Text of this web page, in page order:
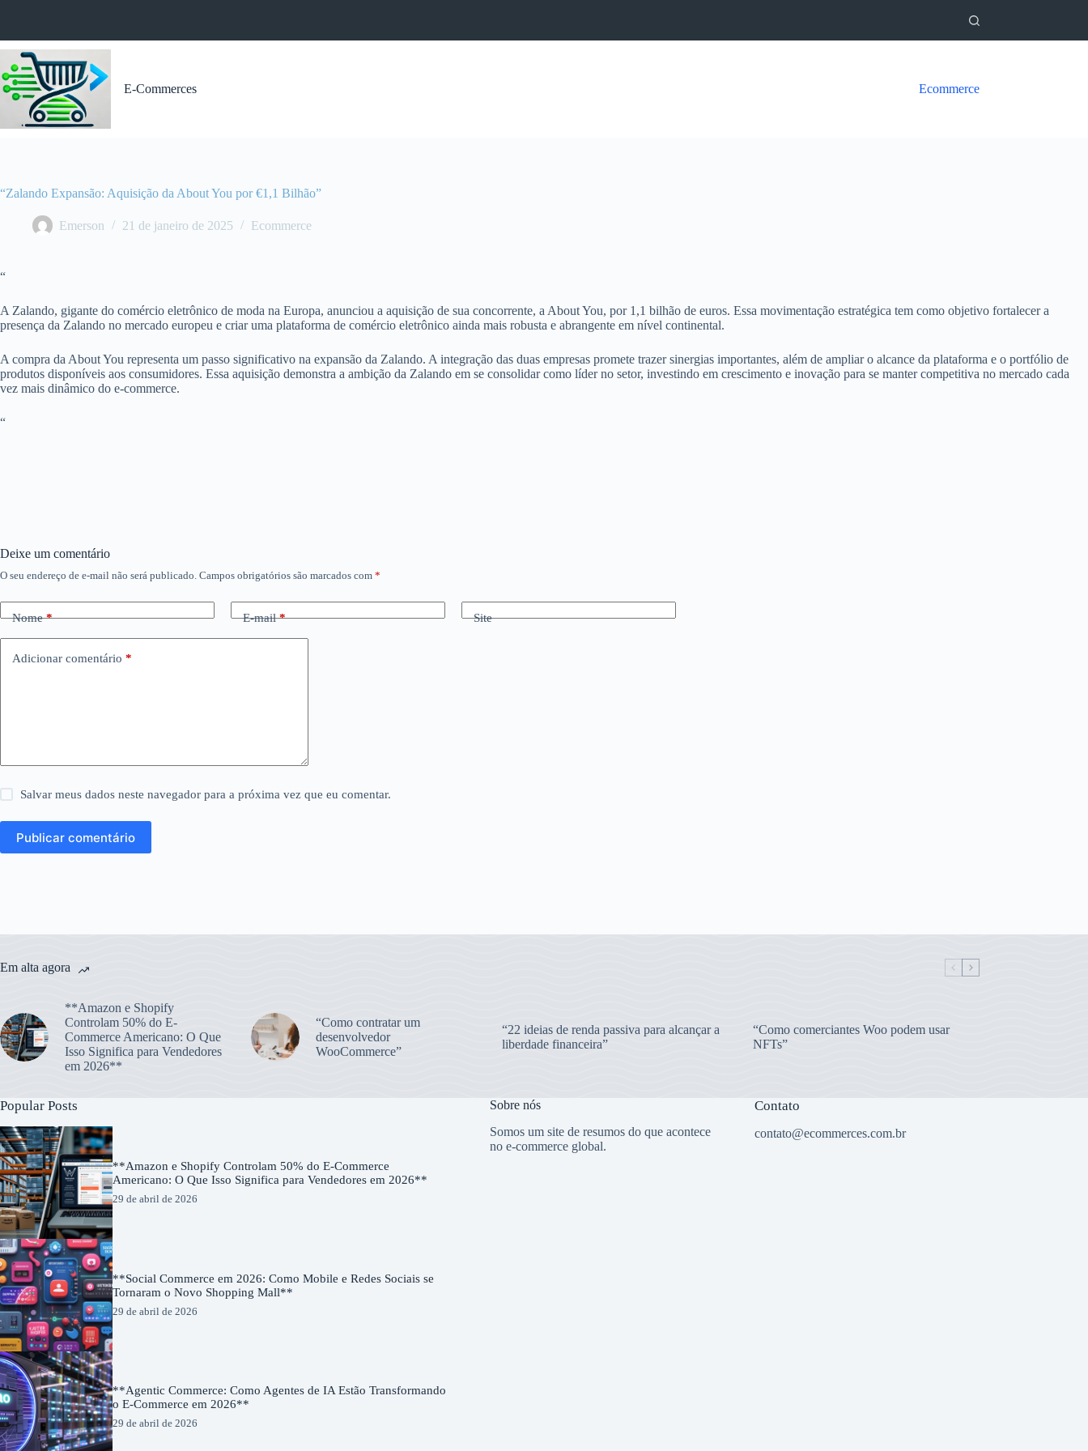
conteúdo
E-Commerces Ecommerce
“Zalando Expansão: Aquisição da About You por €1,1 Bilhão”
Emerson 21 de janeiro de 2025 Ecommerce
“
A Zalando, gigante do comércio eletrônico de moda na Europa, anunciou a aquisição de sua concorrente, a About You, por 1,1 bilhão de euros. Essa movimentação estratégica tem como objetivo fortalecer a
presença da Zalando no mercado europeu e criar uma plataforma de comércio eletrônico ainda mais robusta e abrangente em nível continental.
A compra da About You representa um passo significativo na expansão da Zalando. A integração das duas empresas promete trazer sinergias importantes, além de ampliar o alcance da plataforma e o portfólio de
produtos disponíveis aos consumidores. Essa aquisição demonstra a ambição da Zalando em se consolidar como líder no setor, investindo em crescimento e inovação para se manter competitiva no mercado cada
vez mais dinâmico do e-commerce.
“
Deixe um comentário
O seu endereço de e-mail não será publicado. Campos obrigatórios são marcados com *
Nome* E-mail* Site
Adicionar comentário *
Salvar meus dados neste navegador para a próxima vez que eu comentar.
Publicar comentário
Em alta agora
**Amazon e Shopify
Controlam 50% do E-
Commerce Americano: O Que
Isso Significa para Vendedores
em 2026**
“Como contratar um
desenvolvedor
WooCommerce”
“22 ideias de renda passiva para alcançar a
liberdade financeira”
“Como comerciantes Woo podem usar
NFTs”
Popular Posts
**Amazon e Shopify Controlam 50% do E-Commerce
Americano: O Que Isso Significa para Vendedores em 2026**
29 de abril de 2026
**Social Commerce em 2026: Como Mobile e Redes Sociais se
Tornaram o Novo Shopping Mall**
29 de abril de 2026
**Agentic Commerce: Como Agentes de IA Estão Transformando
o E-Commerce em 2026**
29 de abril de 2026
Sobre nós
Somos um site de resumos do que acontece
no e-commerce global.
Contato
contato@ecommerces.com.br